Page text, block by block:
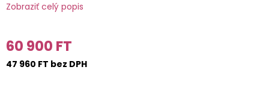
Zobraziť celý popis
60 900 FT
47 960 FT bez DPH